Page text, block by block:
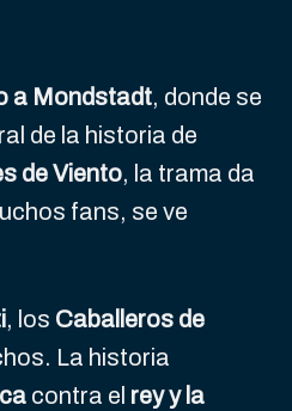
a Mondstadt, donde se
de la historia de
de Viento, la trama da
fans, se ve
, los Caballeros de
La historia
contra el rey y la